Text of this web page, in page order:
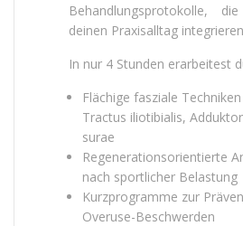
Behandlungsprotokolle,
deinen Praxisalltag
In nur 4 Stunden erarbeitest
Flächige fasziale
Tractus iliotibialis,
surae
Regenerationsorientierte
nach sportlicher Belastung
Kurzprogramme zur
Overuse-Beschwerden